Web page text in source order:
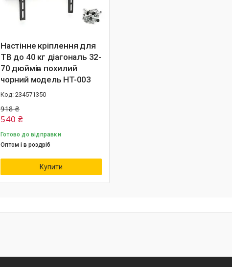
Настінне кріплення для
ТВ до 40 кг діагональ 32-
70 дюймів похилий
чорний модель HT-003
234571350
918 ₴
540 ₴
Готово до відправки
Оптом і в роздріб
Купити